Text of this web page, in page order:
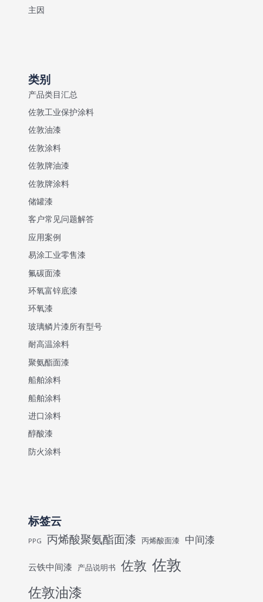
主因
类别
产品类目汇总
佐敦工业保护涂料
佐敦油漆
佐敦涂料
佐敦牌油漆
佐敦牌涂料
储罐漆
客户常见问题解答
应用案例
易涂工业零售漆
氟碳面漆
环氧富锌底漆
环氧漆
玻璃鳞片漆所有型号
耐高温涂料
聚氨酯面漆
船舶涂料
船舶涂料
进口涂料
醇酸漆
防火涂料
标签云
PPG 丙烯酸聚氨酯面漆 丙烯酸面漆 中间漆
云铁中间漆 产品说明书 佐敦 佐敦
佐敦油漆